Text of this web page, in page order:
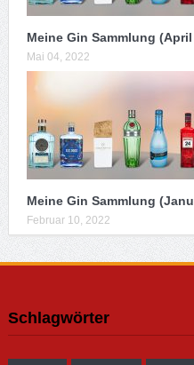
Meine Gin Sammlung (April
Mai 04, 2022
Meine Gin Sammlung
Februar 10, 2022
Schlagwörter